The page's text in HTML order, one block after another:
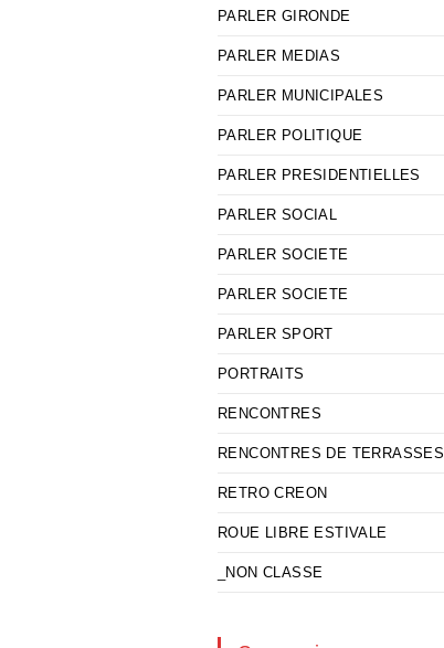
PARLER GIRONDE
PARLER MEDIAS
PARLER MUNICIPALES
PARLER POLITIQUE
PARLER PRESIDENTIELLES
PARLER SOCIAL
PARLER SOCIETE
PARLER SOCIETE
PARLER SPORT
PORTRAITS
RENCONTRES
RENCONTRES DE TERRASSES
RETRO CREON
ROUE LIBRE ESTIVALE
_NON CLASSE